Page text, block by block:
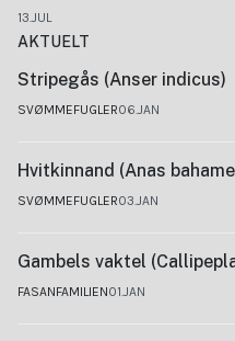
13.JUL
AKTUELT
Stripegås (Anser indicus)
SVØMMEFUGLER06.JAN
Hvitkinnand (Anas
SVØMMEFUGLER03.JAN
Gambels vaktel
FASANFAMILIEN01.JAN